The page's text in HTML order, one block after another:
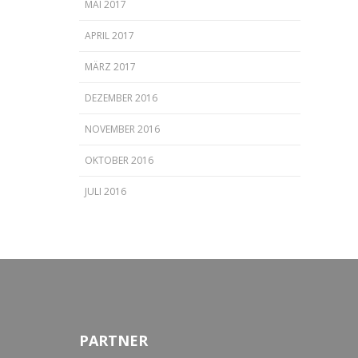
MAI 2017
APRIL 2017
MÄRZ 2017
DEZEMBER 2016
NOVEMBER 2016
OKTOBER 2016
JULI 2016
PARTNER